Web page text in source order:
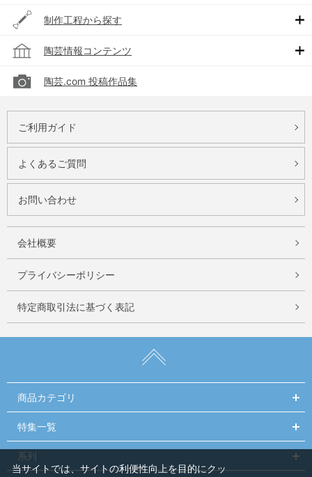
制作工程から探す
陶芸情報コンテンツ
陶芸.com 投稿作品集
ご利用ガイド
よくあるご質問
お問い合わせ
会社概要
プライバシーポリシー
特定商取引法に基づく表記
商品カテゴリ
特集一覧
系列
当サイトでは、サイトの利便性向上を目的にクッ